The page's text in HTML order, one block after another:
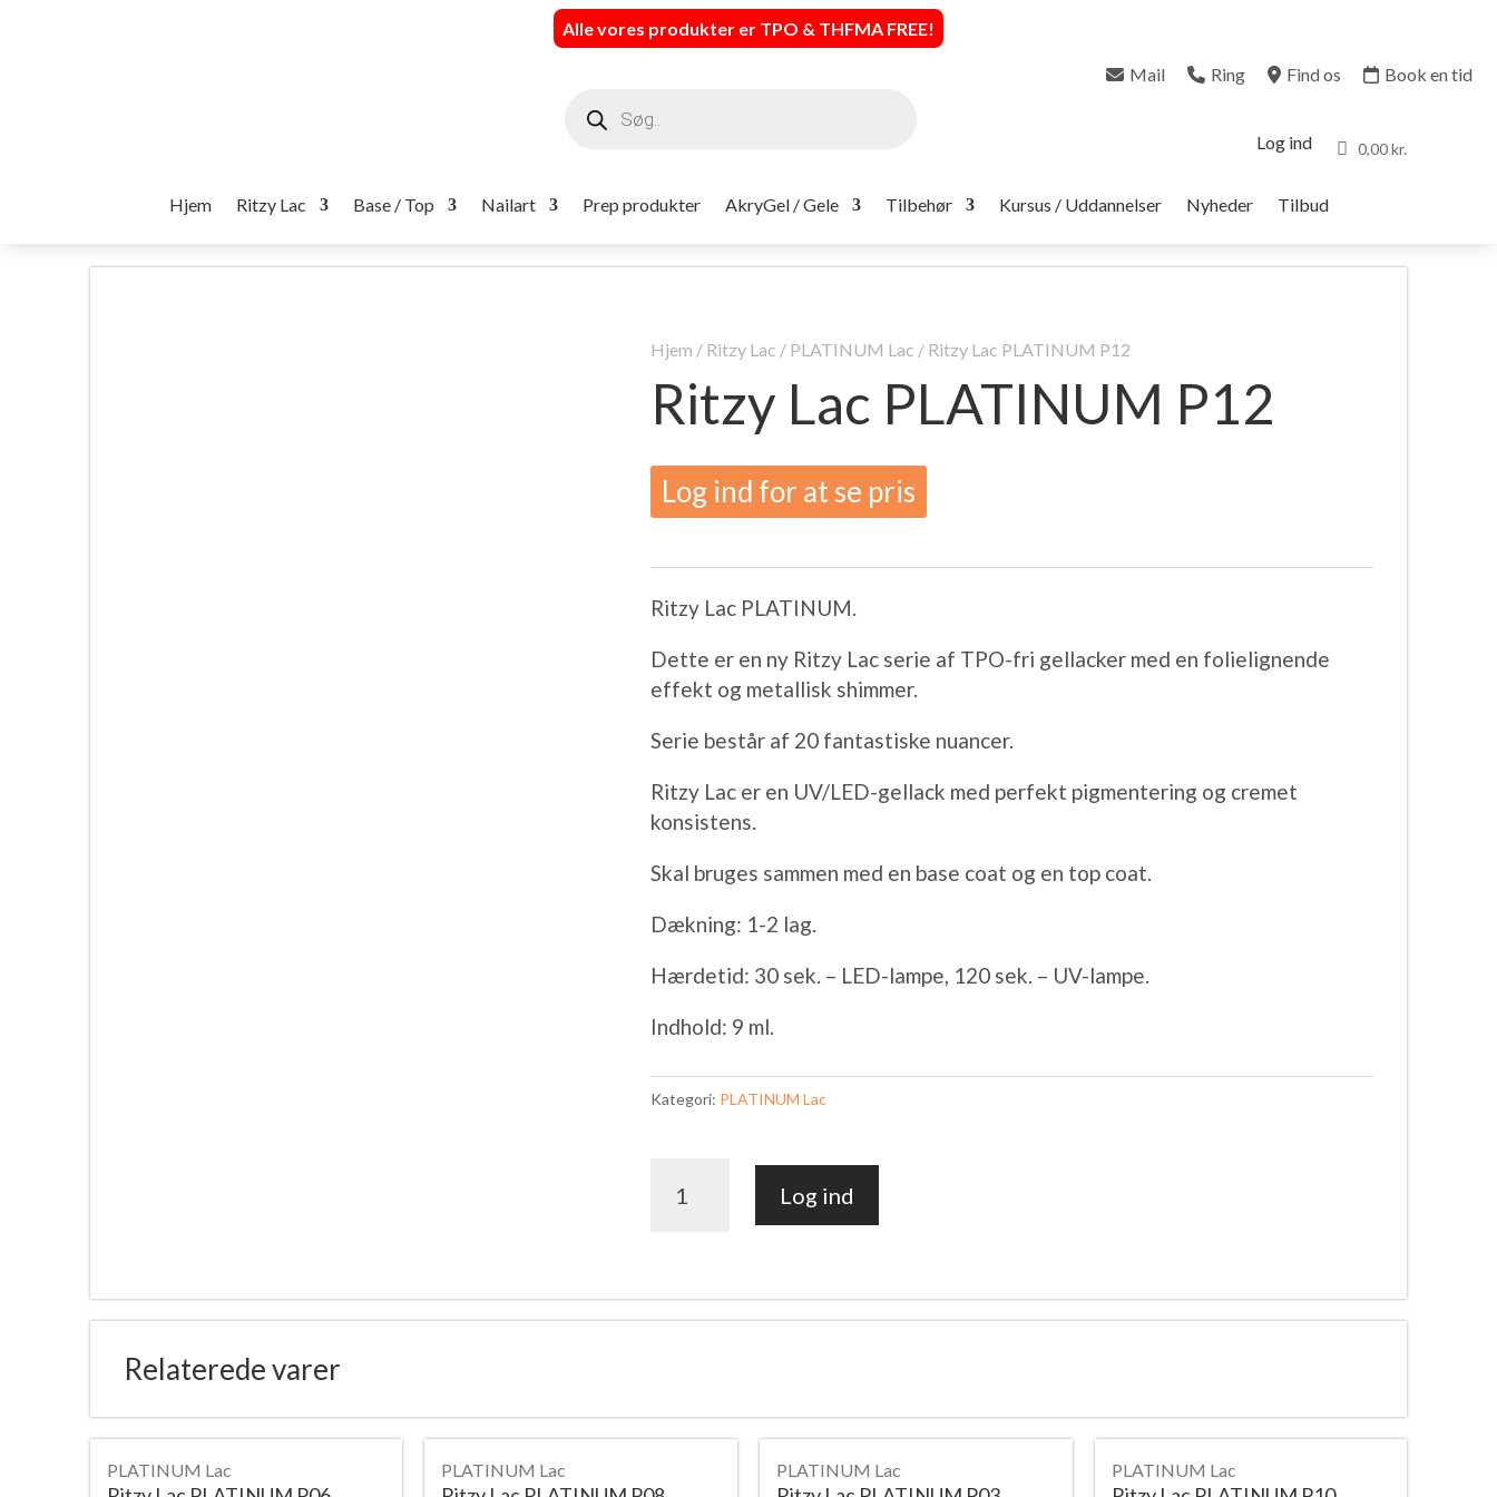
Alle vores produkter er TPO & THFMA FREE!
Mail Ring Find os Book en tid
search
Log ind 0,00 kr.
Hjem Ritzy Lac Base / Top Nailart Prep produkter AkryGel / Gele Tilbehør Kursus / Uddannelser Nyheder Tilbud
Hjem / Ritzy Lac / PLATINUM Lac / Ritzy Lac PLATINUM P12
Ritzy Lac PLATINUM P12
Log ind for at se pris
Ritzy Lac PLATINUM.
Dette er en ny Ritzy Lac serie af TPO-fri gellacker med en folielignende
effekt og metallisk shimmer.
Serie består af 20 fantastiske nuancer.
Ritzy Lac er en UV/LED-gellack med perfekt pigmentering og cremet
konsistens.
Skal bruges sammen med en base coat og en top coat.
Dækning: 1-2 lag.
Hærdetid: 30 sek. – LED-lampe, 120 sek. – UV-lampe.
Indhold: 9 ml.
Kategori: PLATINUM Lac
Lac
Log ind
Relaterede varer
PLATINUM Lac PLATINUM Lac PLATINUM Lac PLATINUM Lac